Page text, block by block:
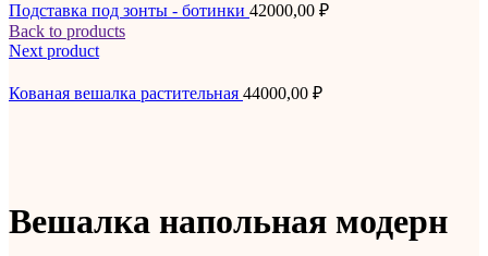
Подставка под зонты - ботинки 42000,00 ₽
Back to products
Next product
Кованая вешалка растительная 44000,00 ₽
Вешалка напольная модерн